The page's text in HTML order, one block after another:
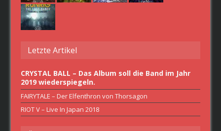
Letzte Artikel
CRYSTAL BALL – Das Album soll die Band im Jahr
2019 wiederspiegeln.
FAIRYTALE – Der Elfenthron von Thorsagon
RIOT V – Live In Japan 2018